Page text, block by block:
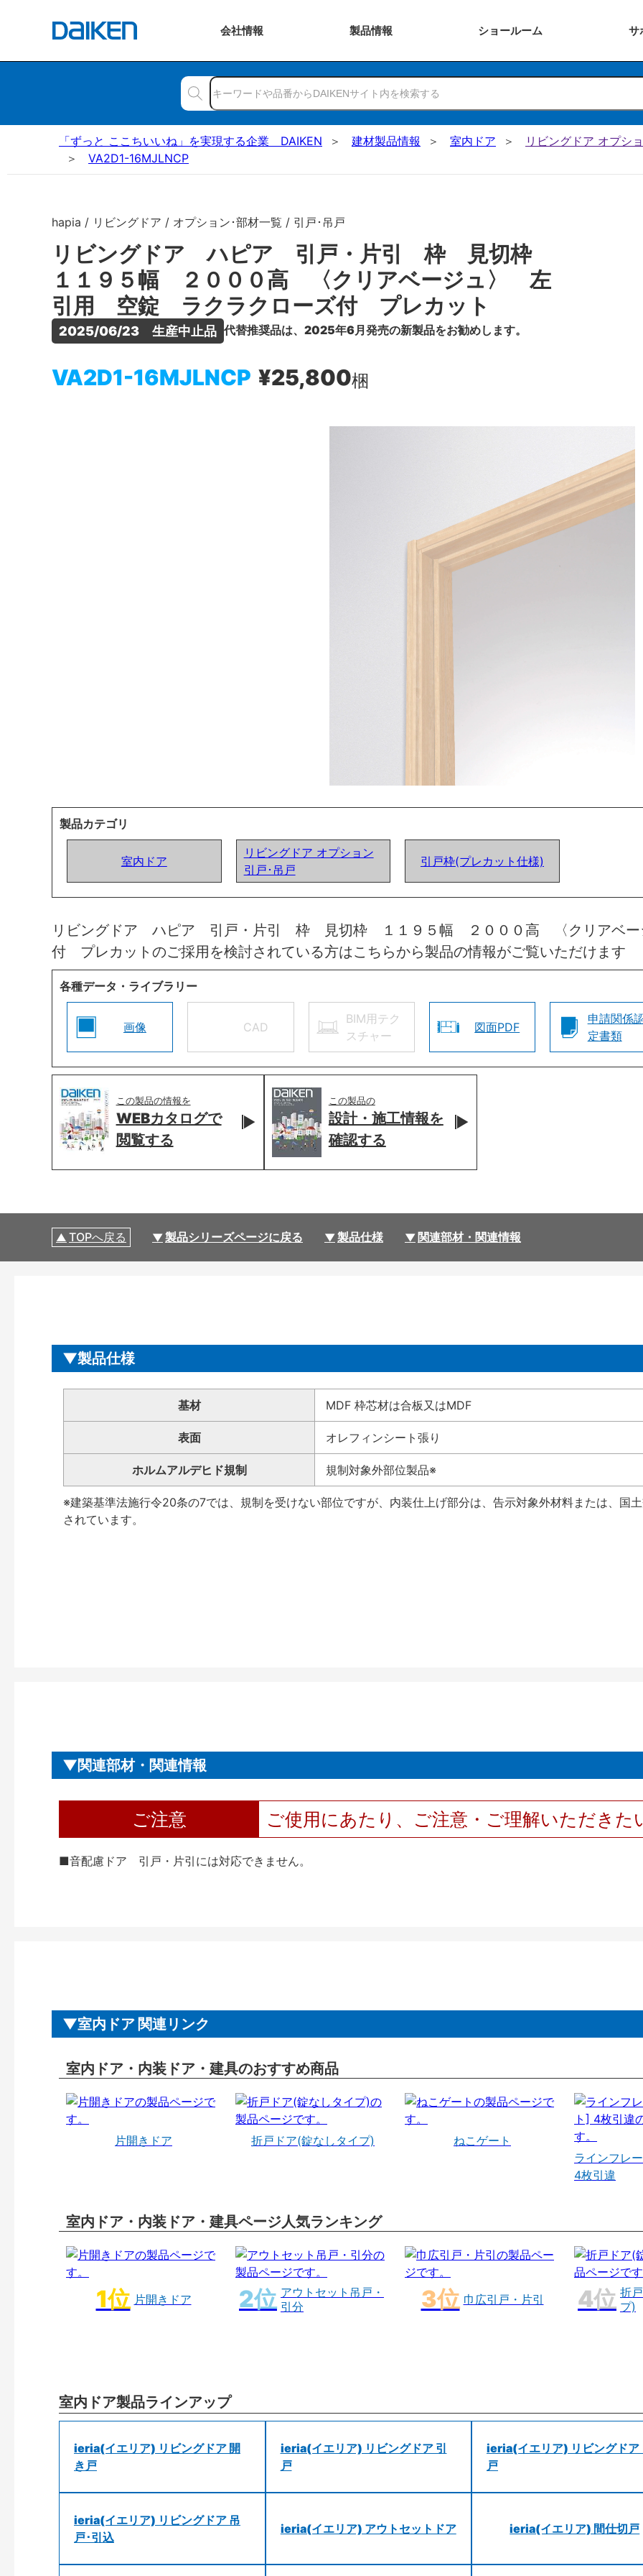
会社情報 製品情報 ショールーム サ
「ずっと ここちいいね」を実現する企業 DAIKEN 建材製品情報 室内ドア
リビングドア オプシ
VA2D1-16MJLNCP
hapia / リビングドア / オプション･部材一覧 / 引戸･吊戸
リビングドア ハピア 引戸・片引 枠 見切枠
１１９５幅 ２０００高 〈クリアベージュ〉 左
引用 空錠 ラクラクローズ付 プレカット
2025/06/23　生産中止品 代替推奨品は、2025年6月発売の新製品をお勧めします。
VA2D1-16MJLNCP ¥25,800梱
製品カテゴリ
室内ドア
リビングドア オプション
引戸･吊戸
引戸枠(プレカット仕様)
リビングドア ハピア 引戸・片引 枠 見切枠 １１９５幅 ２０００高 〈クリアベ
付 プレカットのご採用を検討されている方はこちらから製品の情報がご覧いただけます
各種データ・ライブラリー
画像 CAD
BIM用テク
スチャー
図面PDF
申請関係
定書類
この製品の情報を
WEBカタログで
閲覧する
この製品の
設計・施工情報を
確認する
TOPへ戻る 製品シリーズページに戻る 製品仕様 関連部材・関連情報
製品仕様
基材 MDF 枠芯材は合板又はMDF
表面 オレフィンシート張り
ホルムアルデヒド規制 規制対象外部位製品※
※建築基準法施行令20条の7では、規制を受けない部位ですが、内装仕上げ部分は、告示対象外材料または
されています。
関連部材・関連情報
ご注意 ご使用にあたり、ご注意・ご理解いただきた
■音配慮ドア 引戸・片引には対応できません。
室内ドア 関連リンク
室内ドア・内装ドア・建具のおすすめ商品
片開きドア 折戸ドア(錠なしタイプ)
ねこゲート
ラインフレ
4枚引違
室内ドア・内装ドア・建具ページ人気ランキング
片開きドア
アウトセット吊戸・
引分
巾広引戸・片引
折
プ)
室内ドア製品ラインアップ
ieria(イエリア) リビングドア 開
き戸
ieria(イエリア) リビングドア 引
戸
ieria(イエリア) リビングドア
戸
ieria(イエリア) リビングドア 吊
戸･引込
ieria(イエリア) アウトセットドア ieria(イエリア) 間仕切戸